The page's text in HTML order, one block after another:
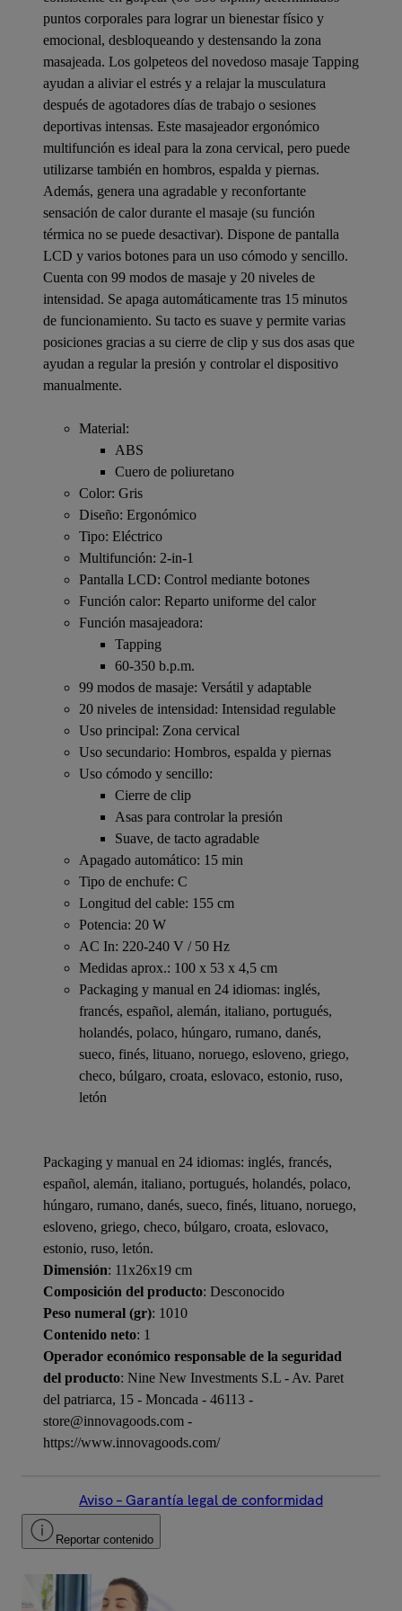
puntos corporales para lograr un bienestar físico y
emocional, desbloqueando y destensando la zona
masajeada. Los golpeteos del novedoso masaje Tapping
ayudan a aliviar el estrés y a relajar la musculatura
después de agotadores días de trabajo o sesiones
deportivas intensas. Este masajeador ergonómico
multifunción es ideal para la zona cervical, pero puede
utilizarse también en hombros, espalda y piernas.
Además, genera una agradable y reconfortante
sensación de calor durante el masaje (su función
térmica no se puede desactivar). Dispone de pantalla
LCD y varios botones para un uso cómodo y sencillo.
Cuenta con 99 modos de masaje y 20 niveles de
intensidad. Se apaga automáticamente tras 15 minutos
de funcionamiento. Su tacto es suave y permite varias
posiciones gracias a su cierre de clip y sus dos asas que
ayudan a regular la presión y controlar el dispositivo
manualmente.
Material:
ABS
Cuero de poliuretano
Color: Gris
Diseño: Ergonómico
Tipo: Eléctrico
Multifunción: 2-in-1
Pantalla LCD: Control mediante botones
Función calor: Reparto uniforme del calor
Función masajeadora:
Tapping
60-350 b.p.m.
99 modos de masaje: Versátil y adaptable
20 niveles de intensidad: Intensidad regulable
Uso principal: Zona cervical
Uso secundario: Hombros, espalda y piernas
Uso cómodo y sencillo:
Cierre de clip
Asas para controlar la presión
Suave, de tacto agradable
Apagado automático: 15 min
Tipo de enchufe: C
Longitud del cable: 155 cm
Potencia: 20 W
AC In: 220-240 V / 50 Hz
Medidas aprox.: 100 x 53 x 4,5 cm
Packaging y manual en 24 idiomas: inglés,
francés, español, alemán, italiano, portugués,
holandés, polaco, húngaro, rumano, danés,
sueco, finés, lituano, noruego, esloveno, griego,
checo, búlgaro, croata, eslovaco, estonio, ruso,
letón
Packaging y manual en 24 idiomas: inglés, francés,
español, alemán, italiano, portugués, holandés, polaco,
húngaro, rumano, danés, sueco, finés, lituano, noruego,
esloveno, griego, checo, búlgaro, croata, eslovaco,
estonio, ruso, letón.
Dimensión: 11x26x19 cm
Composición del producto: Desconocido
Peso numeral (gr): 1010
Contenido neto: 1
Operador económico responsable de la seguridad
del producto: Nine New Investments S.L - Av. Paret
del patriarca, 15 - Moncada - 46113 -
store@innovagoods.com -
https://www.innovagoods.com/
Aviso – Garantía legal de conformidad
Reportar contenido